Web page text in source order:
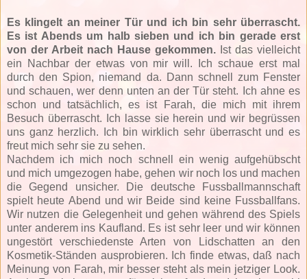
Es klingelt an meiner Tür und ich bin sehr überrascht.
Es ist Abends um halb sieben und ich bin gerade erst
von der Arbeit nach Hause gekommen. Ist das vielleicht
ein Nachbar der etwas von mir will. Ich schaue erst mal
durch den Spion, niemand da. Dann schnell zum Fenster
und schauen, wer denn unten an der Tür steht. Ich ahne es
schon und tatsächlich, es ist Farah, die mich mit ihrem
Besuch überrascht. Ich lasse sie herein und wir begrüssen
uns ganz herzlich. Ich bin wirklich sehr überrascht und es
freut mich sehr sie zu sehen.
Nachdem ich mich noch schnell ein wenig aufgehübscht
und mich umgezogen habe, gehen wir noch los und machen
die Gegend unsicher. Die deutsche Fussballmannschaft
spielt heute Abend und wir Beide sind keine Fussballfans.
Wir nutzen die Gelegenheit und gehen während des Spiels
unter anderem ins Kaufland. Es ist sehr leer und wir können
ungestört verschiedenste Arten von Lidschatten an den
Kosmetik-Ständen ausprobieren. Ich finde etwas, daß nach
Meinung von Farah, mir besser steht als mein jetziger Look.